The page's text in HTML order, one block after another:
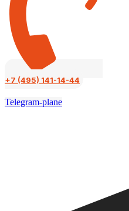
+7 (495) 141-14-44
Telegram-plane